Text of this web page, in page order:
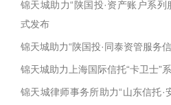
锦天城助力“陕国投·资产账户系列
式发布
锦天城助力“陕国投·同泰资管服务
锦天城助力上海国际信托“卡卫士”
锦天城律师事务所助力“山东信托·